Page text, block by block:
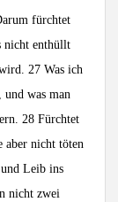
fürchtet
nicht enthüllt
27 Was ich
und was man
28 Fürchtet
aber nicht töten
Leib ins
nicht zwei